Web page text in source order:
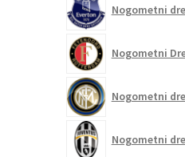
Nogometni
Nogometni
Nogometni
Nogometni